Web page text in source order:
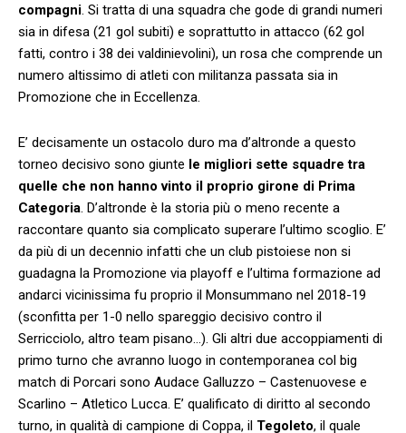
compagni. Si tratta di una squadra che gode di grandi numeri
sia in difesa (21 gol subiti) e soprattutto in attacco (62 gol
fatti, contro i 38 dei valdinievolini), un rosa che comprende un
numero altissimo di atleti con militanza passata sia in
Promozione che in Eccellenza.
E’ decisamente un ostacolo duro ma d’altronde a questo
torneo decisivo sono giunte le migliori sette squadre tra
quelle che non hanno vinto il proprio girone di Prima
Categoria. D’altronde è la storia più o meno recente a
raccontare quanto sia complicato superare l’ultimo scoglio. E’
da più di un decennio infatti che un club pistoiese non si
guadagna la Promozione via playoff e l’ultima formazione ad
andarci vicinissima fu proprio il Monsummano nel 2018-19
(sconfitta per 1-0 nello spareggio decisivo contro il
Serricciolo, altro team pisano…). Gli altri due accoppiamenti di
primo turno che avranno luogo in contemporanea col big
match di Porcari sono Audace Galluzzo – Castenuovese e
Scarlino – Atletico Lucca. E’ qualificato di diritto al secondo
turno, in qualità di campione di Coppa, il Tegoleto, il quale